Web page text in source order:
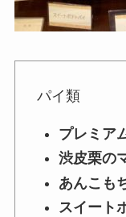
パイ類
プレミア
渋皮栗の
あんこも
スイート